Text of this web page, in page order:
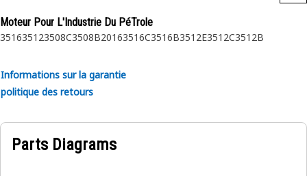
Moteur Pour L'Industrie Du PéTrole
351635123508C3508B20163516C3516B3512E3512C3512B
Informations sur la garantie
politique des retours
Parts Diagrams